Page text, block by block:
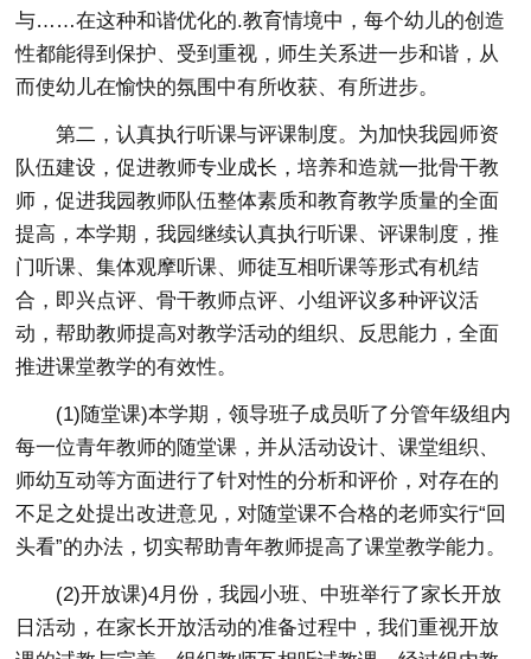
与……在这种和谐优化的.教育情境中，每个幼儿的创造
性都能得到保护、受到重视，师生关系进一步和谐，从
而使幼儿在愉快的氛围中有所收获、有所进步。
第二，认真执行听课与评课制度。为加快我园师资
队伍建设，促进教师专业成长，培养和造就一批骨干教
师，促进我园教师队伍整体素质和教育教学质量的全面
提高，本学期，我园继续认真执行听课、评课制度，推
门听课、集体观摩听课、师徒互相听课等形式有机结
合，即兴点评、骨干教师点评、小组评议多种评议活
动，帮助教师提高对教学活动的组织、反思能力，全面
推进课堂教学的有效性。
(1)随堂课)本学期，领导班子成员听了分管年级组内
每一位青年教师的随堂课，并从活动设计、课堂组织、
师幼互动等方面进行了针对性的分析和评价，对存在的
不足之处提出改进意见，对随堂课不合格的老师实行“回
头看”的办法，切实帮助青年教师提高了课堂教学能力。
(2)开放课)4月份，我园小班、中班举行了家长开放
日活动，在家长开放活动的准备过程中，我们重视开放